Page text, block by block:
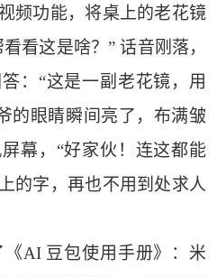
频功能，将桌上的老花镜
看这是啥？” 话音刚落，
：“这是一副老花镜，用
的眼睛瞬间亮了，布满皱
幕，“好家伙！连这都能
的字，再也不用到处求人
《AI 豆包使用手册》：米